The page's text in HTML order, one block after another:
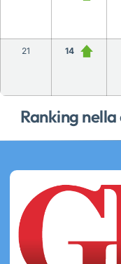
Ranking
21 14